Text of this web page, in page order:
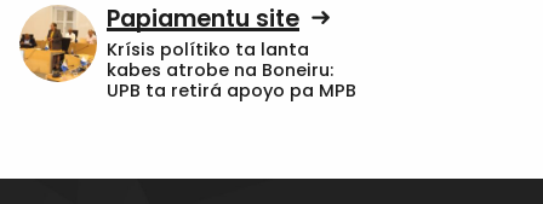
Papiamentu site
Krísis polítiko ta lanta
kabes atrobe na Boneiru:
UPB ta retirá apoyo pa MPB